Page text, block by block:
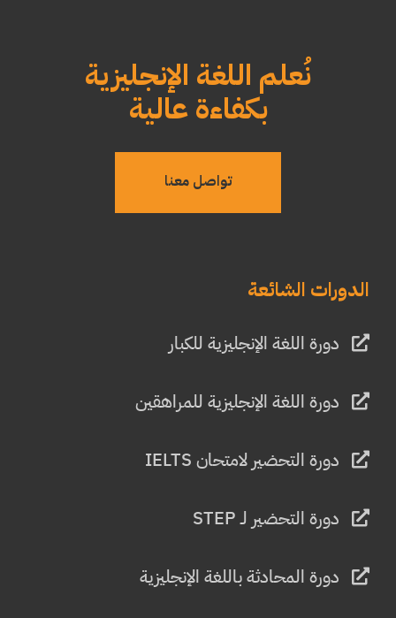
نُعلم اللغة الإنجليزية
بكفاءة عالية
تواصل معنا
الدورات الشائعة
دورة اللغة الإنجليزية للكبار
دورة اللغة الإنجليزية للمراهقين
دورة التحضير لامتحان IELTS
دورة التحضير لـ STEP
دورة المحادثة باللغة الإنجليزية